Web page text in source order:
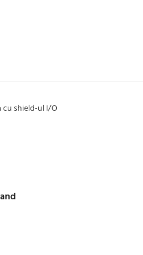
cu shield-ul I/O